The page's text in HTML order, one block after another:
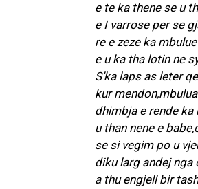
e te ka thene se u
e I varrose per se
re e zeze ka
e u ka tha lotin ne
S’ka laps as leter
kur
dhimbja e rende ka
u than nene e
se si vegim po u
diku larg andej nga
a thu engjell bir